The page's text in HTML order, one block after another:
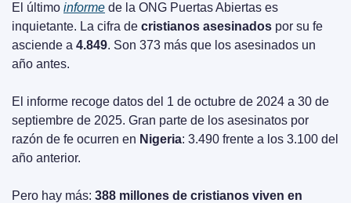
El último informe de la ONG Puertas Abiertas es
inquietante. La cifra de cristianos asesinados por su fe
asciende a 4.849. Son 373 más que los asesinados un
año antes.
El informe recoge datos del 1 de octubre de 2024 a 30 de
septiembre de 2025. Gran parte de los asesinatos por
razón de fe ocurren en Nigeria: 3.490 frente a los 3.100 del
año anterior.
Pero hay más: 388 millones de cristianos viven en